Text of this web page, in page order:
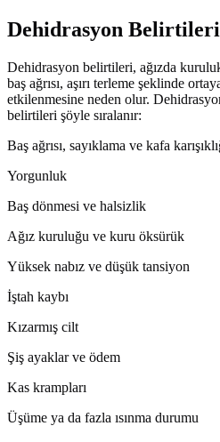
Dehidrasyon
Dehidrasyon belirtileri, ağızda
baş ağrısı, aşırı terleme şeklinde
etkilenmesine neden olur.
belirtileri şöyle sıralanır:
Baş ağrısı, sayıklama ve kafa
Yorgunluk
Baş dönmesi ve halsizlik
Ağız kuruluğu ve kuru öksürük
Yüksek nabız ve düşük tansiyon
İştah kaybı
Kızarmış cilt
Şiş ayaklar ve ödem
Kas krampları
Üşüme ya da fazla ısınma durumu